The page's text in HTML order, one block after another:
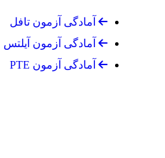
آمادگی آزمون تافل
آمادگی آزمون آیلتس
آمادگی آزمون PTE